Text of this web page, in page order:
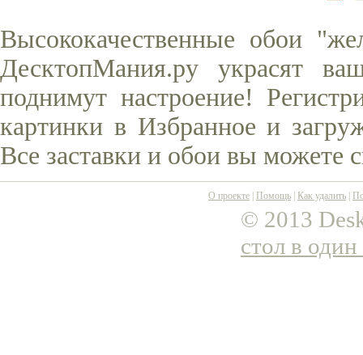
Высококачественные обои
ДесктопМания.ру украсят
поднимут настроение!
картинки в Избранное и
Все заставки и обои вы можете
О проекте Помощь Как удалить
© 2013
стол в